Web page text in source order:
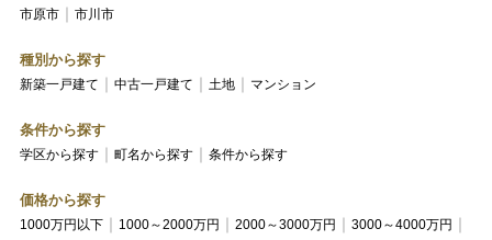
市原市
市川市
種別から探す
新築一戸建て 中古一戸建て 土地 マンション
条件から探す
学区から探す 町名から探す 条件から探す
価格から探す
1000万円以下 1000～2000万円 2000～3000万円
3000～4000万円